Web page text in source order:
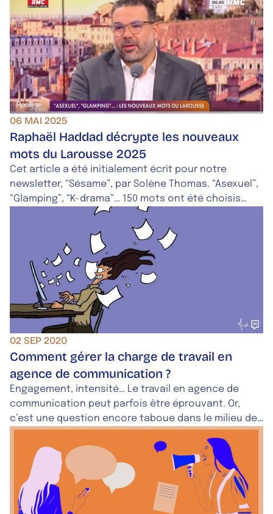
06 MAI 2025
Raphaël Haddad décrypte les nouveaux
mots du Larousse 2025
Cet article a été initialement écrit pour notre
newsletter, “Sésame”, par Solène Thomas. “Asexuel”,
“Glamping”, “K-drama”… 150 mots ont été choisis
pour figurer dans le Larousse en 2025. Raphaël
Haddad, fondateur de Mots-Clés et docteur en
analyse de discours, était l’invité d’Apolline de
Malherbe sur la matinale de RMC pour répondre à
deux questions : […]
02 SEP 2020
Comment gérer la charge de travail en
agence de communication ?
Engagement, intensité… Le travail en agence de
communication peut parfois être éprouvant. Or,
c’est une question encore taboue dans le milieu de
la communication. Chez Mots-Clés, nous avons
choisi d’en parler.